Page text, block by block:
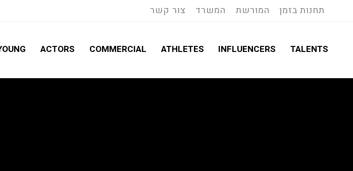
תחנות בזמן המורשת המשרד צור קשר
TALENTS
INFLUENCERS
ATHLETES
COMMERCIAL
ACTORS